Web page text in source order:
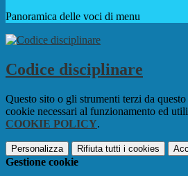
Panoramica delle voci di menu
Codice disciplinare
Questo sito o gli strumenti terzi da
cookie necessari al funzionamento ed
COOKIE POLICY.
Personalizza Rifiuta tutti i cookies
Gestione cookie